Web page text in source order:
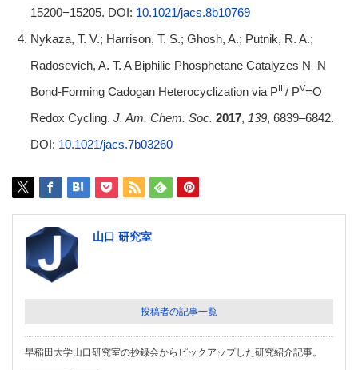
15200−15205. DOI: 10.1021/jacs.8b10769
Nykaza, T. V.; Harrison, T. S.; Ghosh, A.; Putnik, R. A.;
Radosevich, A. T. A Biphilic Phosphetane Catalyzes N–N
Bond-Forming Cadogan Heterocyclization via PIII / PV=O
Redox Cycling. J. Am. Chem. Soc. 2017, 139, 6839–6842.
DOI: 10.1021/jacs.7b03260
山口 研究室
投稿者の記事一覧
早稲田大学山口研究室の抄録会からピックアップした研究紹介記事。